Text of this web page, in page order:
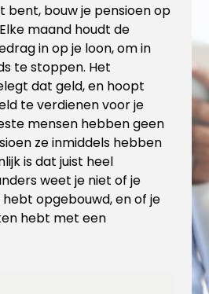
bent, bouw je pensioen op
maand houdt de
in op je loon, om in
te stoppen. Het
dat geld, en hoopt
te verdienen voor je
mensen hebben geen
ze inmiddels hebben
is dat juist heel
weet je niet of je
opgebouwd, en of je
hebt met een